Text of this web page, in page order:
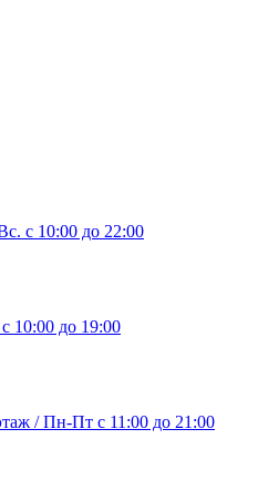
с 10:00 до 22:00
10:00 до 19:00
/ Пн-Пт с 11:00 до 21:00